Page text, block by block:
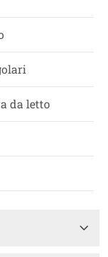
da letto